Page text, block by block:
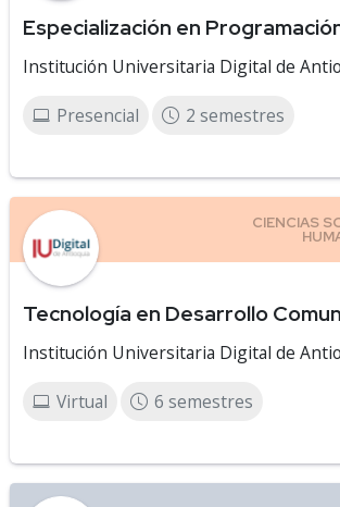
Especialización en
Institución Universitaria Digital de
Presencial 2 semestres
Tecnología en Desarrollo
Institución Universitaria Digital de
Virtual 6 semestres